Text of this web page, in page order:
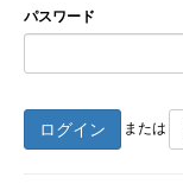
パスワード
ログイン または